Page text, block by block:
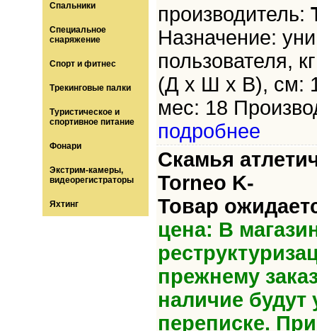
Спальники
Специальное
снаряжение
Спорт и фитнес
Трекинговые палки
Туристическое и
спортивное питание
Фонари
Экстрим-камеры,
видеорегистраторы
Яхтинг
производитель:
Назначение:
пользователя,
(Д х Ш х В), см:
мес: 18
подробнее
Скамья
Torneo K-
Товар
цена: В
прежнему
наличие будут
переписке.